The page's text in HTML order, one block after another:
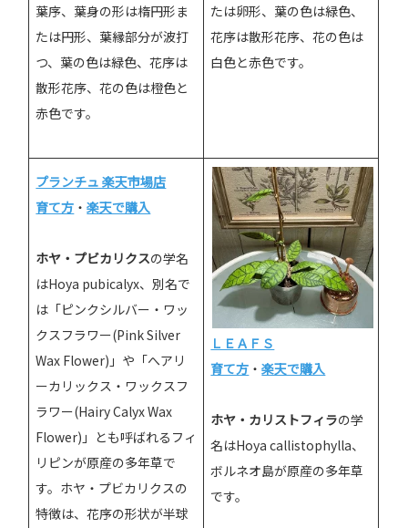
葉序、葉身の形は楕円形ま
たは円形、葉縁部分が波打
つ、葉の色は緑色、花序は
散形花序、花の色は橙色と
赤色です。
たは卵形、葉の色は緑色、
花序は散形花序、花の色は
白色と赤色です。
プランチュ 楽天市場店
育て方 ・楽天で購入
ホヤ・プビカリクスの学名
はHoya pubicalyx、別名で
は「ピンクシルバー・ワッ
クスフラワー(Pink Silver
Wax Flower)」や「へアリ
ーカリックス・ワックスフ
ラワー(Hairy Calyx Wax
Flower)」とも呼ばれるフィ
リピンが原産の多年草で
す。ホヤ・プビカリクスの
特徴は、花序の形状が半球
ＬＥＡＦＳ
育て方 ・楽天で購入
ホヤ・カリストフィラの学
名はHoya callistophylla、
ボルネオ島が原産の多年草
です。